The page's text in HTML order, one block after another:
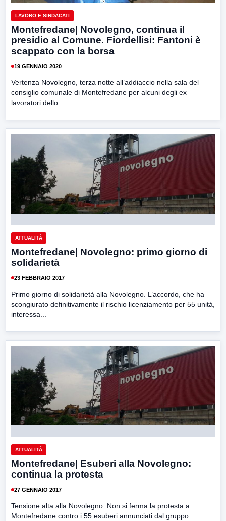
LAVORO E SINDACATI
Montefredane| Novolegno, continua il
presidio al Comune. Fiordellisi: Fantoni è
scappato con la borsa
19 GENNAIO 2020
Vertenza Novolegno, terza notte all’addiaccio nella sala del
consiglio comunale di Montefredane per alcuni degli ex
lavoratori dello...
ATTUALITÀ
Montefredane| Novolegno: primo giorno di
solidarietà
23 FEBBRAIO 2017
Primo giorno di solidarietà alla Novolegno. L’accordo, che ha
scongiurato definitivamente il rischio licenziamento per 55 unità,
interessa...
ATTUALITÀ
Montefredane| Esuberi alla Novolegno:
continua la protesta
27 GENNAIO 2017
Tensione alta alla Novolegno. Non si ferma la protesta a
Montefredane contro i 55 esuberi annunciati dal gruppo...